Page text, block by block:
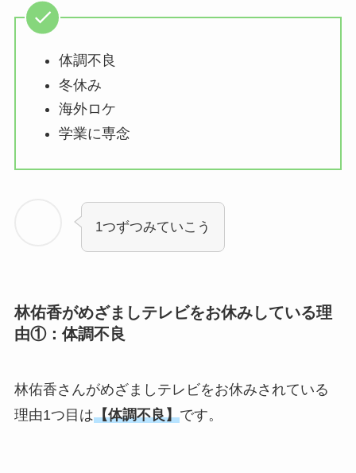
体調不良
冬休み
海外ロケ
学業に専念
1つずつみていこう
林佑香がめざましテレビをお休みしている理
由①：体調不良
林佑香さんがめざましテレビをお休みされている
理由1つ目は【体調不良】です。